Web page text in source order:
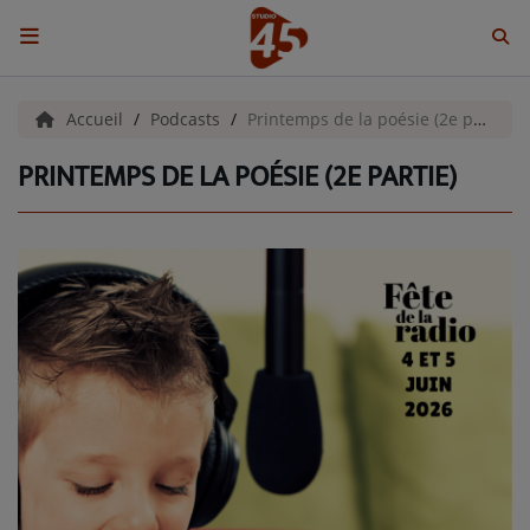
ACCUEIL
Emissions
GIEN, SA FABULEUSE HISTOIRE
GRAFFITI CINÉMA
LES ASSOCIÉS DU JOUR
LA CHRONIQUE ENVIRONNEMENTALE
LA CHRONIQUE MUSICALE
Accueil Podcasts Printemps de la poésie (2e partie)
PRINTEMPS DE LA POÉSIE (2E PARTIE)